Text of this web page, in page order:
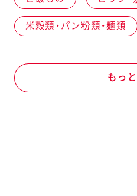
米穀類・パン粉類・麺類
シー
もっ